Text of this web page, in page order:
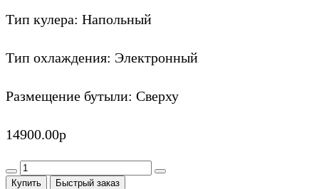
Тип кулера: Напольный
Тип охлаждения: Электронный
Размещение бутыли: Сверху
14900.00р
Купить Быстрый заказ